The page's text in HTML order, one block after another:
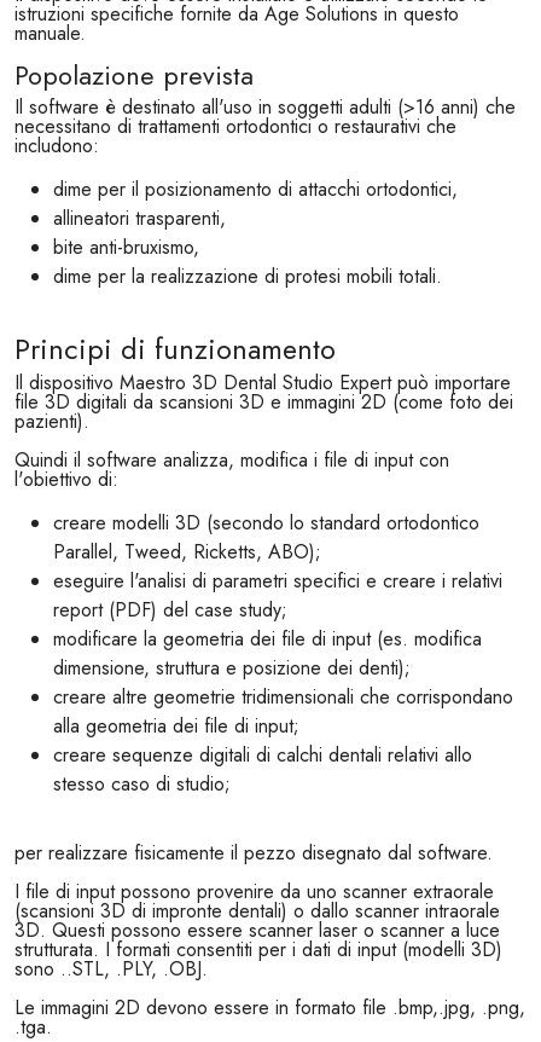
istruzioni specifiche fornite da Age Solutions in questo
manuale.
Popolazione prevista
Il software è destinato all'uso in soggetti adulti (>16 anni) che
necessitano di trattamenti ortodontici o restaurativi che
includono:
dime per il posizionamento di attacchi ortodontici,
allineatori trasparenti,
bite anti-bruxismo,
dime per la realizzazione di protesi mobili totali.
Principi di funzionamento
Il dispositivo Maestro 3D Dental Studio Expert può importare
file 3D digitali da scansioni 3D e immagini 2D (come foto dei
pazienti).
Quindi il software analizza, modifica i file di input con
l'obiettivo di:
creare modelli 3D (secondo lo standard ortodontico
Parallel, Tweed, Ricketts, ABO);
eseguire l'analisi di parametri specifici e creare i relativi
report (PDF) del case study;
modificare la geometria dei file di input (es. modifica
dimensione, struttura e posizione dei denti);
creare altre geometrie tridimensionali che corrispondano
alla geometria dei file di input;
creare sequenze digitali di calchi dentali relativi allo
stesso caso di studio;
per realizzare fisicamente il pezzo disegnato dal software.
I file di input possono provenire da uno scanner extraorale
(scansioni 3D di impronte dentali) o dallo scanner intraorale
3D. Questi possono essere scanner laser o scanner a luce
strutturata. I formati consentiti per i dati di input (modelli 3D)
sono ..STL, .PLY, .OBJ.
Le immagini 2D devono essere in formato file .bmp,.jpg, .png,
.tga.